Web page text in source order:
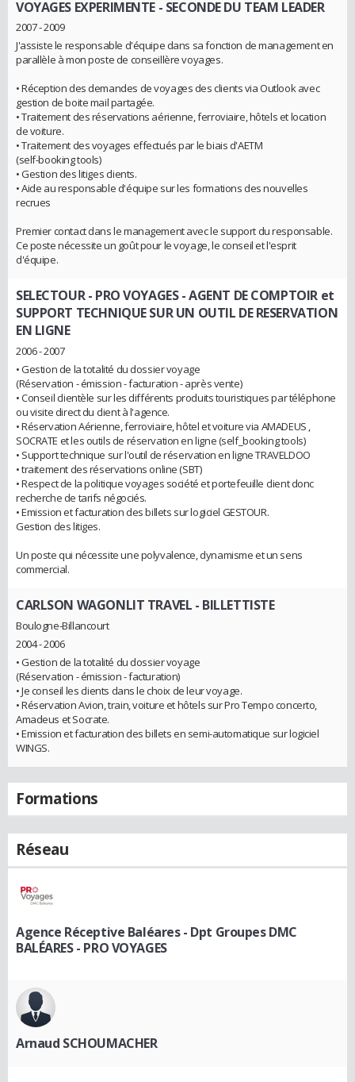
VOYAGES EXPERIMENTE - SECONDE DU TEAM LEADER
2007 - 2009
J'assiste le responsable d'équipe dans sa fonction de management en
parallèle à mon poste de conseillère voyages.
• Réception des demandes de voyages des clients via Outlook avec
gestion de boite mail partagée.
• Traitement des réservations aérienne, ferroviaire, hôtels et location
de voiture.
• Traitement des voyages effectués par le biais d'AETM
(self-booking tools)
• Gestion des litiges clients.
• Aide au responsable d'équipe sur les formations des nouvelles
recrues
Premier contact dans le management avec le support du responsable.
Ce poste nécessite un goût pour le voyage, le conseil et l'esprit
d'équipe.
SELECTOUR - PRO VOYAGES- AGENT DE COMPTOIR et
SUPPORT TECHNIQUE SUR UN OUTIL DE RESERVATION
EN LIGNE
2006 - 2007
• Gestion de la totalité du dossier voyage
(Réservation - émission - facturation - après vente)
• Conseil clientèle sur les différents produits touristiques par téléphone
ou visite direct du client à l'agence.
• Réservation Aérienne, ferroviaire, hôtel et voiture via AMADEUS ,
SOCRATE et les outils de réservation en ligne (self_booking tools)
• Support technique sur l'outil de réservation en ligne TRAVELDOO
• traitement des réservations online (SBT)
• Respect de la politique voyages société et portefeuille client donc
recherche de tarifs négociés.
• Emission et facturation des billets sur logiciel GESTOUR.
Gestion des litiges.
Un poste qui nécessite une polyvalence, dynamisme et un sens
commercial.
CARLSON WAGONLIT TRAVEL - BILLETTISTE
Boulogne-Billancourt
2004 - 2006
• Gestion de la totalité du dossier voyage
(Réservation - émission - facturation)
• Je conseil les clients dans le choix de leur voyage.
• Réservation Avion, train, voiture et hôtels sur Pro Tempo concerto,
Amadeus et Socrate.
• Emission et facturation des billets en semi-automatique sur logiciel
WINGS.
Formations
Réseau
Agence Réceptive Baléares - Dpt Groupes DMC
BALÉARES - PRO VOYAGES
Arnaud SCHOUMACHER